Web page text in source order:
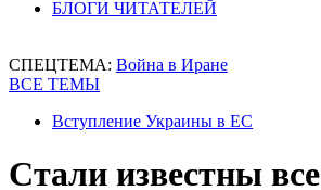
БЛОГИ ЧИТАТЕЛЕЙ
СПЕЦТЕМА: Война в Иране
ВСЕ ТЕМЫ
Вступление Украины в ЕС
Стали известны все